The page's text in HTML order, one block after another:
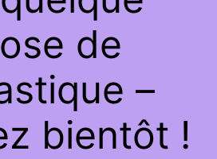
de
–
bientôt !